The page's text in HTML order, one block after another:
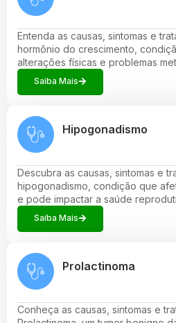
Entenda as causas, sintomas e
hormônio do crescimento,
alterações físicas e problemas
Saiba Mais
Hipogonadismo
Descubra as causas, sintomas e
hipogonadismo, condição que
e pode impactar a saúde
Saiba Mais
Prolactinoma
Conheça as causas, sintomas e